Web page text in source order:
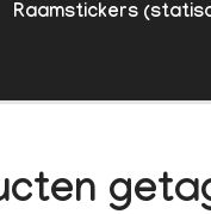
Raamstickers